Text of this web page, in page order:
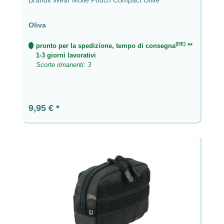
Oliva
pronto per la spedizione, tempo di consegna(DE) **
1-3 giorni lavorativi
Scorte rimanenti: 3
Prezzo normale:
9,95 €